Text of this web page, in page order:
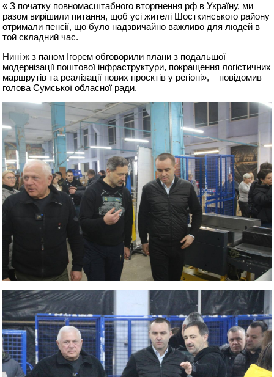
« З початку повномасштабного вторгнення рф в Україну, ми
разом вирішили питання, щоб усі жителі Шосткинського району
отримали пенсії, що було надзвичайно важливо для людей в
той складний час.
Нині ж з паном Ігорем обговорили плани з подальшої
модернізації поштової інфраструктури, покращення логістичних
маршрутів та реалізації нових проєктів у регіоні», – повідомив
голова Сумської обласної ради.